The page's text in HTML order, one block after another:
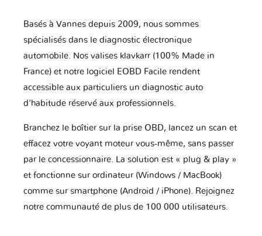
Basés à Vannes depuis 2009, nous sommes
spécialisés dans le diagnostic électronique
automobile. Nos valises klavkarr (100% Made in
France) et notre logiciel EOBD Facile rendent
accessible aux particuliers un diagnostic auto
d'habitude réservé aux professionnels.
Branchez le boîtier sur la prise OBD, lancez un scan et
effacez votre voyant moteur vous-même, sans passer
par le concessionnaire. La solution est « plug & play »
et fonctionne sur ordinateur (Windows / MacBook)
comme sur smartphone (Android / iPhone). Rejoignez
notre communauté de plus de 100 000 utilisateurs.